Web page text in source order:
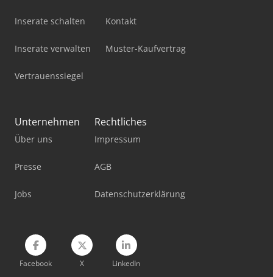
Werkstatt-Auflösung
Werkstattpresse 100 T
Werkzeug-Einstell- Und Messgerät
Inserate schalten
Inserate verwalten
Vertrauenssiegel
Kontakt
Muster-Kaufvertrag
Unternehmen
Über uns
Presse
Jobs
Rechtliches
Impressum
AGB
Datenschutzerklärung
Facebook X LinkedIn